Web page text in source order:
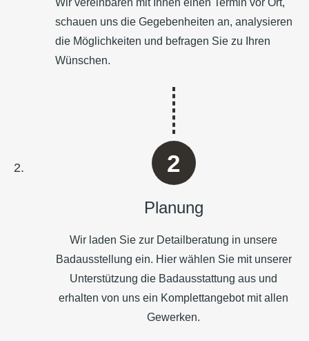
Wir vereinbaren mit Ihnen einen Termin vor Ort,
schauen uns die Gegebenheiten an, analysieren
die Möglichkeiten und befragen Sie zu Ihren
Wünschen.
Planung
Wir laden Sie zur Detailberatung in unsere
Badausstellung ein. Hier wählen Sie mit unserer
Unterstützung die Badausstattung aus und
erhalten von uns ein Komplettangebot mit allen
Gewerken.